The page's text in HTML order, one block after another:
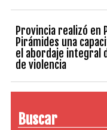
Provincia realizó en
Pirámides una
el abordaje integral
de violencia
Buscar